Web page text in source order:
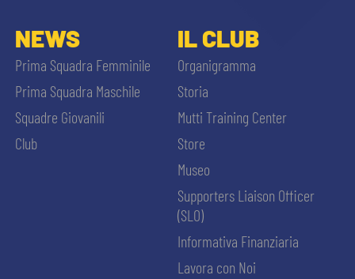
NEWS
Prima Squadra Femminile
Prima Squadra Maschile
Squadre Giovanili
Club
IL CLUB
Organigramma
Storia
Mutti Training Center
Store
Museo
Supporters Liaison Officer
(SLO)
Informativa Finanziaria
Lavora con Noi